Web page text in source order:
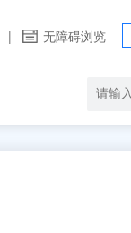
| 无障碍浏览